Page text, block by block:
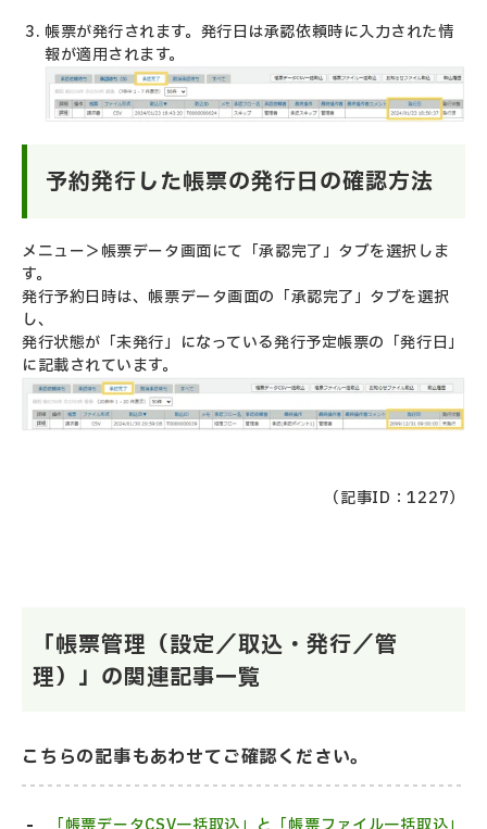
帳票が発行されます。発行日は承認依頼時に入力された情
報が適用されます。
予約発行した帳票の発行日の確認方法
メニュー＞帳票データ画面にて「承認完了」タブを選択しま
す。
発行予約日時は、帳票データ画面の「承認完了」タブを選択
し、
発行状態が「未発行」になっている発行予定帳票の「発行日」
に記載されています。
（記事ID：1227）
「帳票管理（設定／取込・発行／管
理）」の関連記事一覧
こちらの記事もあわせてご確認ください。